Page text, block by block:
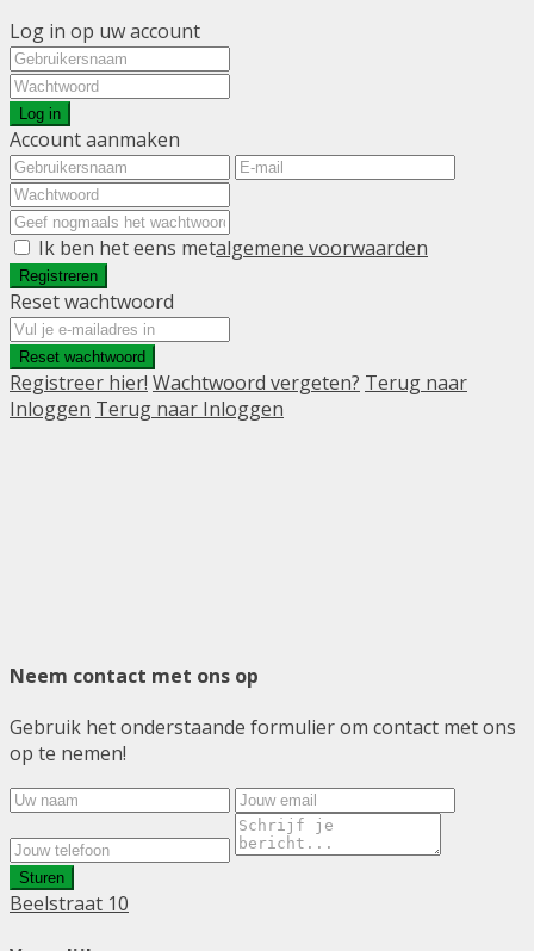
Log in op uw account
Log in
Account aanmaken
Ik ben het eens metalgemene voorwaarden
Registreren
Reset wachtwoord
Reset wachtwoord
Registreer hier! Wachtwoord vergeten? Terug naar
Inloggen Terug naar Inloggen
Neem contact met ons op
Gebruik het onderstaande formulier om contact met ons
op te nemen!
Sturen
Beelstraat 10